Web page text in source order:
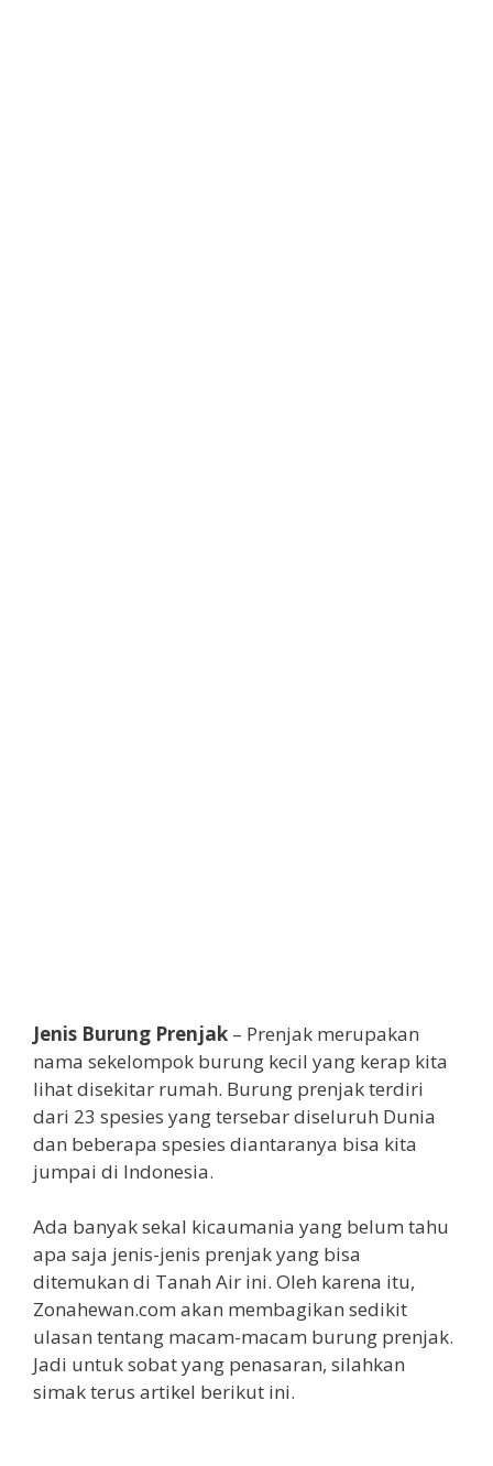
Jenis Burung Prenjak – Prenjak merupakan
nama sekelompok burung kecil yang kerap kita
lihat disekitar rumah. Burung prenjak terdiri
dari 23 spesies yang tersebar diseluruh Dunia
dan beberapa spesies diantaranya bisa kita
jumpai di Indonesia.
Ada banyak sekal kicaumania yang belum tahu
apa saja jenis-jenis prenjak yang bisa
ditemukan di Tanah Air ini. Oleh karena itu,
Zonahewan.com akan membagikan sedikit
ulasan tentang macam-macam burung prenjak.
Jadi untuk sobat yang penasaran, silahkan
simak terus artikel berikut ini.